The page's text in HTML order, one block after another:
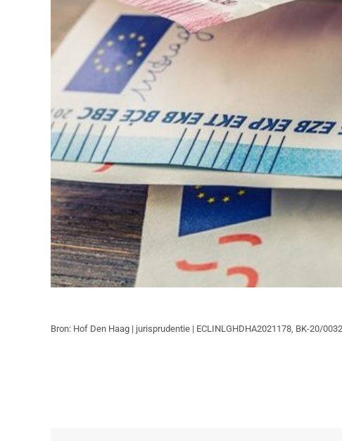
Bron: Hof Den Haag | jurisprudentie | ECLINLGHDHA2021178, BK-20/